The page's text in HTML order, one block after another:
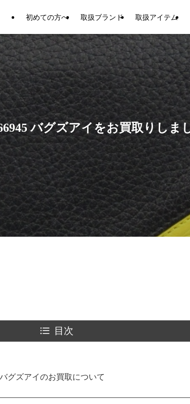
初めての方へ 取扱ブランド 取扱アイテム
バグズアイをお買取りしま
目次
グズアイのお買取について